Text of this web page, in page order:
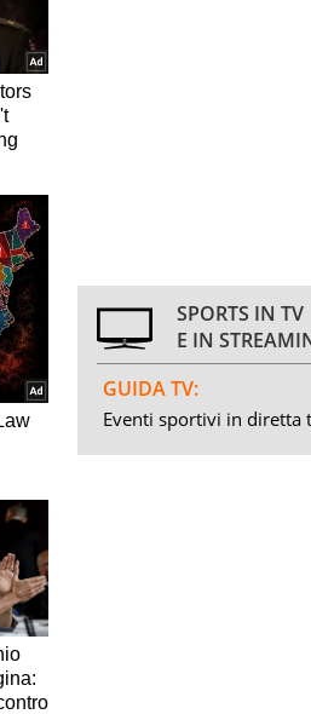
SPORTS IN TV
E IN
GUIDA TV:
Eventi sportivi in diretta